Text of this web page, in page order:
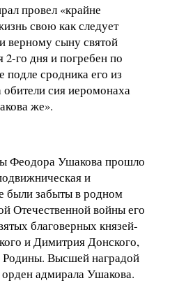
провел «крайне
свою как следует
верному сыну святой
2-го дня и погребен по
сродника его из
сия иеромонаха
же».
Феодора Ушакова прошло
и
были забыты в родном
Отечественной войны его
благоверных князей-
и Димитрия Донского,
Родины. Высшей наградой
адмирала Ушакова.